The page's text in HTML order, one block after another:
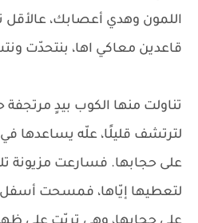
اللمون وهدي أعصابك، عالأقل
قاعدين معاكي اها، بنتحدّت
تناولت منها الكوب بيدٍ
لترتشف قليلًا، علّه يساعدها
على حجابها. فسارعت مزيونة
لتعطيها إيّاها، فمسحت